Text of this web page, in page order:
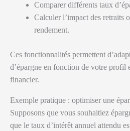
Comparer différents taux
Calculer l’impact des retraits
rendement.
Ces fonctionnalités permettent
d’épargne en fonction de votre profil
financier.
Exemple pratique : optimiser une
Supposons que vous souhaitiez
que le taux d’intérêt annuel attendu